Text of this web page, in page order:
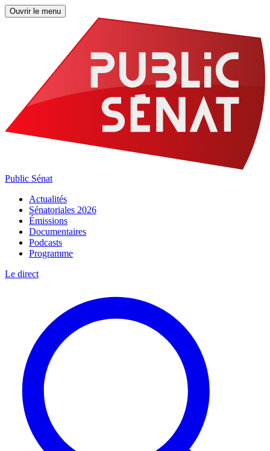
Ouvrir le menu
Public Sénat
Actualités
Sénatoriales 2026
Émissions
Documentaires
Podcasts
Programme
Le direct